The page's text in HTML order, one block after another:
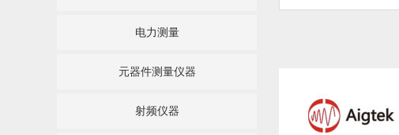
电力测量
元器件测量仪器
射频仪器